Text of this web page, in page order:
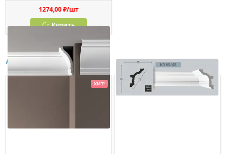
1274,00 ₽/шт
Купить
Аналоги
ХИТ!